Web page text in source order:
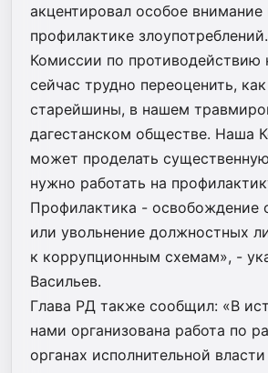
акцентировал особое внимание
профилактике
Комиссии по противодействию
сейчас трудно переоценить,
старейшины, в нашем
дагестанском обществе. Наша
может проделать
нужно работать на
Профилактика - освобождение
или увольнение должностных
к коррупционным схемам», -
Васильев.
Глава РД также сообщил: «В
нами организована работа по
органах исполнительной